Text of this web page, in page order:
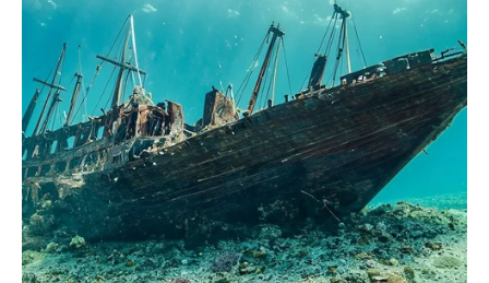
Porodični Život i Luksuz
Osim izazova u oporavku, Đani se takođe suočava s pitanjima
bogatstva i imovine. Domaći mediji nedavno su izvestili da je
pevač kupio tri stana na kredit, od kojih jedan dele on i njegova
suprugaSlađa. Njihov stan od 100 kvadrata košta čak